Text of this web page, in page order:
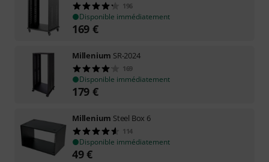
196
Disponible immédiatement
169 €
Millenium SR-2024
169
Disponible immédiatement
179 €
Millenium Steel Box 6
114
Disponible immédiatement
49€